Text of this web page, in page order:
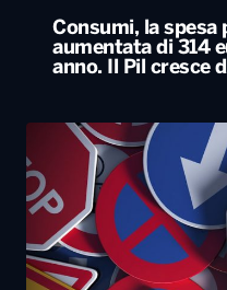
Consumi, la spesa
aumentata di 314
anno. Il Pil cresce